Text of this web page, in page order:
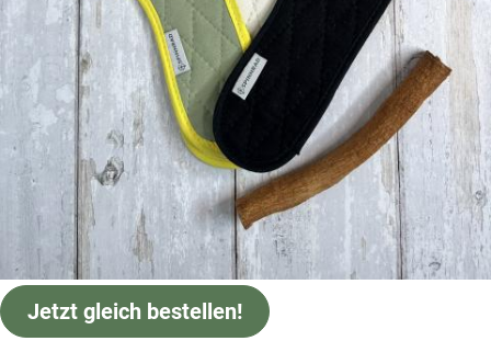
Jetzt gleich bestellen!